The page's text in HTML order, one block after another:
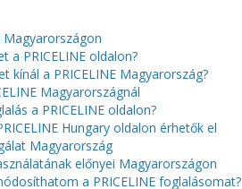
Magyarországon
a PRICELINE oldalon?
kínál a PRICELINE Magyarország?
Magyarországnál
a PRICELINE oldalon?
Hungary oldalon érhetők el
Magyarország
előnyei Magyarországon
a PRICELINE foglalásomat?